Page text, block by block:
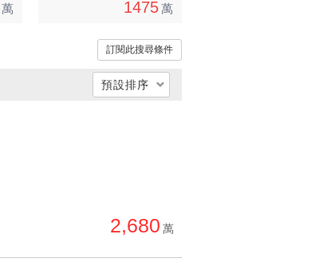
萬 1475 萬
訂閱此搜尋條件
預設排序
降價幅度高 → 低
2,680 萬